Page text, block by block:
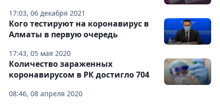
17:03, 06 декабря 2021
17:43, 05 мая 2020
Кого тестируют на коронавирус в
Алматы в первую очередь
08:46, 08 апреля 2020
Количество зараженных
коронавирусом в РК достигло 704